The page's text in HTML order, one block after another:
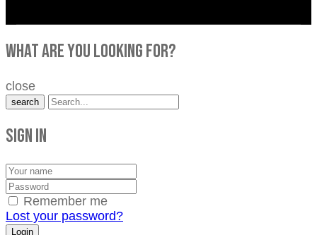
what are you looking for?
close
search
Sign in
Remember me
Lost your password?